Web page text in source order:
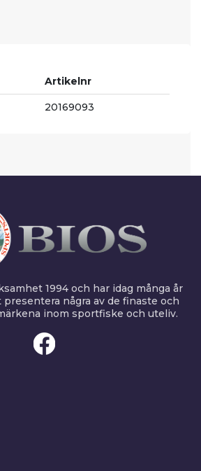
Artikelnr
20169093
1994 och har idag många år
några av de finaste och
inom sportfiske och uteliv.